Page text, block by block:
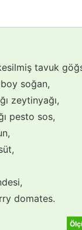
tavuk
soğan,
zeytinyağı,
pesto sos,
domates.